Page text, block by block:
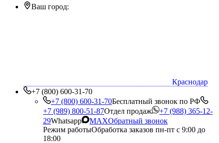
Ваш город:
Краснодар
+7 (800) 600-31-70
+7 (800) 600-31-70Бесплатный звонок по РФ
+7 (989) 800-51-87Отдел продаж
+7 (988) 365-12-
29Whatsapp MAXОбратный звонок
Режим работыОбработка заказов пн-пт с 9:00 до
18:00